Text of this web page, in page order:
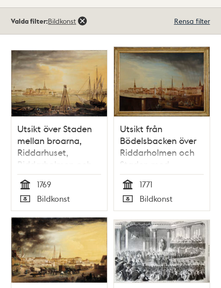
träffar
Valda filter:Bildkonst Rensa filter
Utsikt över Staden
mellan broarna,
Riddarhuset,
Riddarholmen och
Södermalm
Tid
1769
Typ
Bildkonst
Utsikt från
Bödelsbacken över
Riddarholmen och
Staden med
Storkyrkan och
Tyska kyrkan
Tid
1771
Typ
Bildkonst